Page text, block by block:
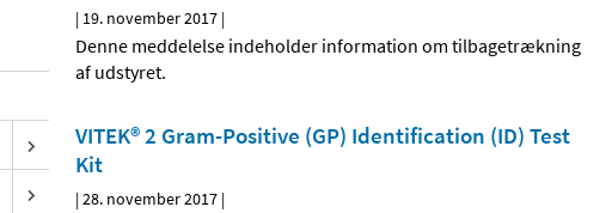
| 19. november 2017 |
Denne meddelelse indeholder information om tilbagetrækning
af udstyret.
VITEK® 2 Gram-Positive (GP) Identification (ID) Test
Kit
|28. november 2017 |